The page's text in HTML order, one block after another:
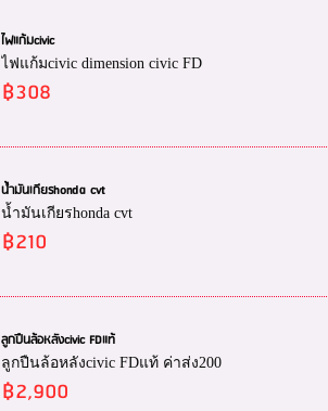
ไฟแก้มcivic
ไฟแก้มcivic dimension civic FD
฿308
น้ำมันเกียรhonda cvt
น้ำมันเกียรhonda cvt
฿210
ลูกปืนล้อหลังcivic FDแท้
ลูกปืนล้อหลังcivic FDแท้ ค่าส่ง200
฿2,900